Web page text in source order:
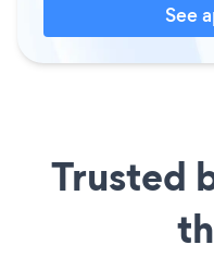
See
Trusted